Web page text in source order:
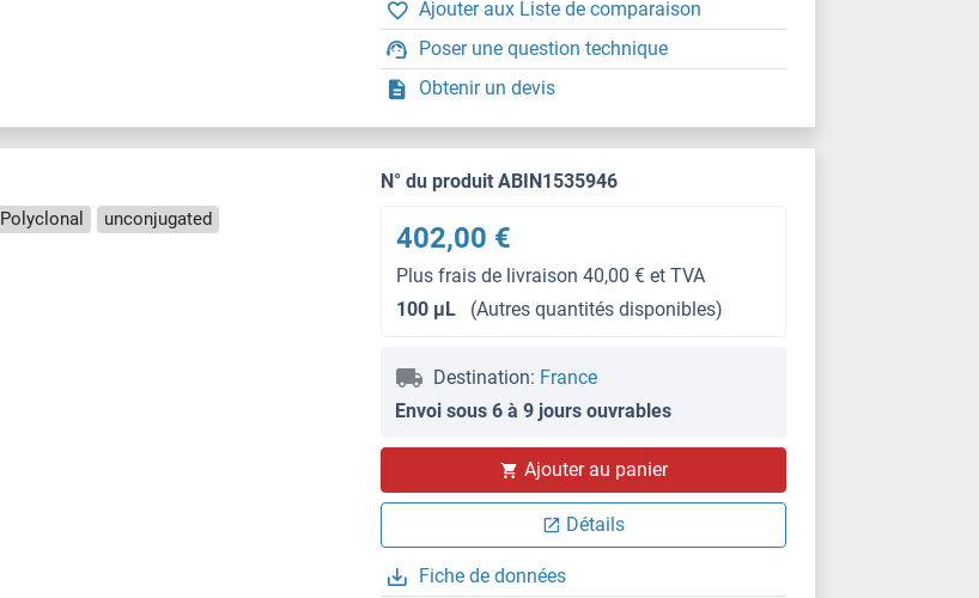
Ajouter aux Liste de comparaison
Poser une question technique
Obtenir un devis
Polyclonal unconjugated
N° du produit ABIN1535946
402,00 €
Plus frais de livraison 40,00 € et TVA
100 μL
(Autres quantités disponibles)
Destination: France
Envoi sous 6 à 9 jours ouvrables
Ajouter au panier
Détails
Fiche de données